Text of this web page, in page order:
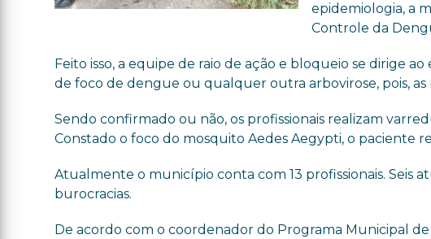
epidemiologia, a
Controle da
Feito isso, a equipe de raio de ação e bloqueio se dirige
de foco de dengue ou qualquer outra arbovirose, pois, as
Sendo confirmado ou não, os profissionais realizam
Constado o foco do mosquito Aedes Aegypti, o paciente
Atualmente o município conta com 13 profissionais. Seis
burocracias.
De acordo com o coordenador do Programa Municipal